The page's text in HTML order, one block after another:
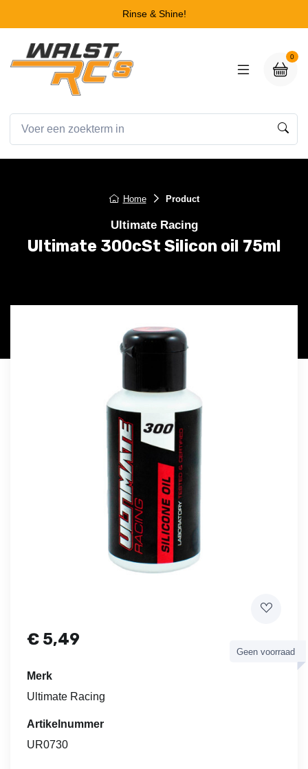
Rinse & Shine!
0
Home Product
Ultimate Racing
Ultimate 300cSt Silicon oil 75ml
€ 5,49
Geen voorraad
Merk
Ultimate Racing
Artikelnummer
UR0730